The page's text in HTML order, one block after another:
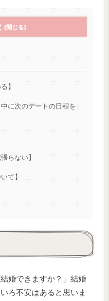
】
に次のデートの日程を
らない】
て】
婚できますか？」結婚
ろ不安はあると思いま